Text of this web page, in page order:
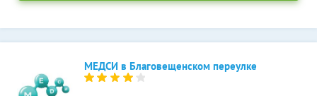
МЕДСИ в Благовещенском переулке